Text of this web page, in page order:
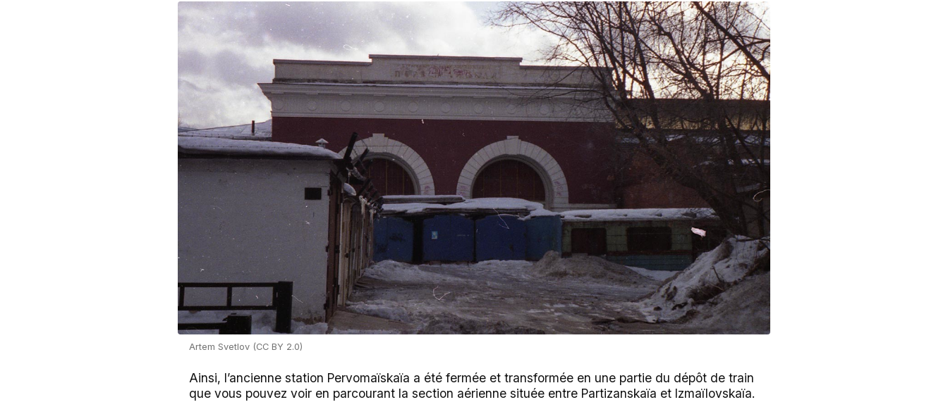
Artem Svetlov (CC BY 2.0)
Ainsi, l’ancienne station Pervomaïskaïa a été fermée et transformée en une partie du dépôt de train
que vous pouvez voir en parcourant la section aérienne située entre Partizanskaïa et Izmaïlovskaïa.